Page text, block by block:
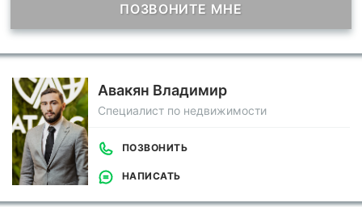
ПОЗВОНИТЕ МНЕ
Авакян Владимир
Специалист по недвижимости
ПОЗВОНИТЬ
НАПИСАТЬ